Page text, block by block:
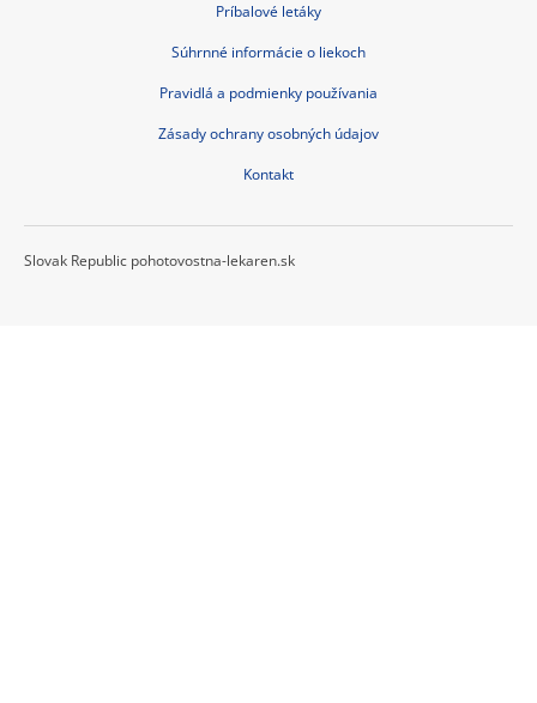
Príbalové letáky
Súhrnné informácie o liekoch
Pravidlá a podmienky používania
Zásady ochrany osobných údajov
Kontakt
Slovak Republic pohotovostna-lekaren.sk